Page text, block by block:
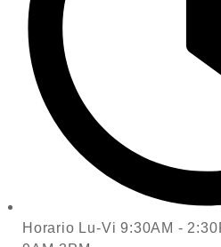
Horario Lu-Vi 9:30AM -